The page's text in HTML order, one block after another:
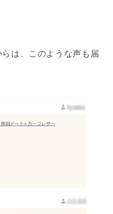
は、このような声も届